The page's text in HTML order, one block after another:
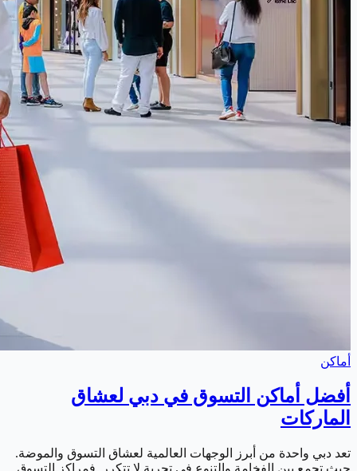
أماكن
أفضل أماكن التسوق في دبي لعشاق
الماركات
تعد دبي واحدة من أبرز الوجهات العالمية لعشاق التسوق والموضة.